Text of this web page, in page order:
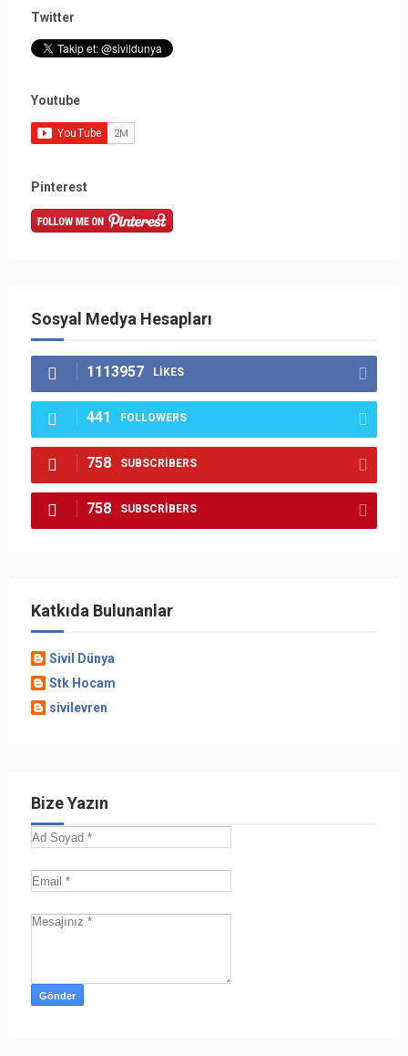
Twitter
Youtube
Pinterest
Sosyal Medya Hesapları
1113957 LIKES
441 FOLLOWERS
758 SUBSCRIBERS
758 SUBSCRIBERS
Katkıda Bulunanlar
Sivil Dünya
Stk Hocam
sivilevren
Bize Yazın